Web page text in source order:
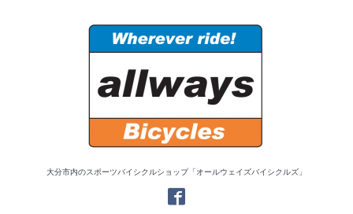
大分市内のスポーツバイシクルショップ「オールウェイズバイシクルズ」